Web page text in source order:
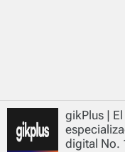
gikPlus |
digital No.